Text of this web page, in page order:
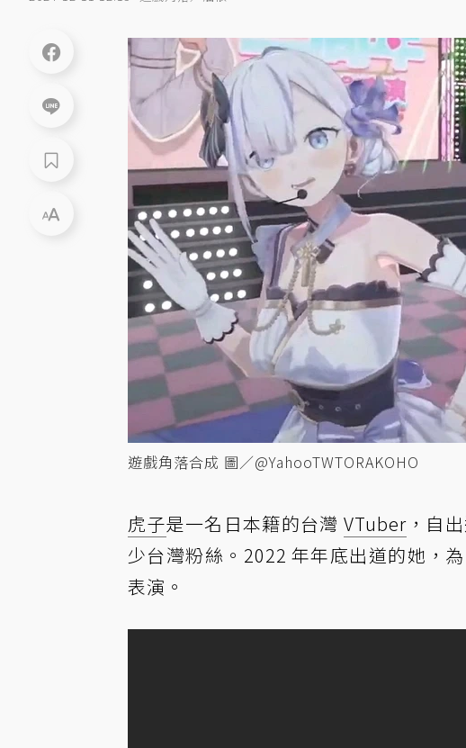
遊戲角落合成 圖／@YahooTWTORAKOHO
虎子是一名日本籍的台灣 VTuber，自
少台灣粉絲。2022 年年底出道的她，
表演。